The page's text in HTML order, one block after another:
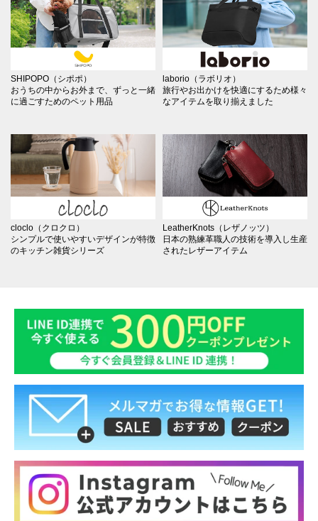
SHIPOPO（シポポ）
おうちの中からお外まで、ずっと一緒
に過ごすためのペット用品
laborio（ラボリオ）
旅行やお出かけを快適にするため様々
なアイテムを取り揃えました
cloclo（クロクロ）
シンプルで使いやすいデザインが特徴
のキッチン雑貨シリーズ
LeatherKnots（レザノッツ）
日本の熟練革職人の技術を導入し生産
されたレザーアイテム